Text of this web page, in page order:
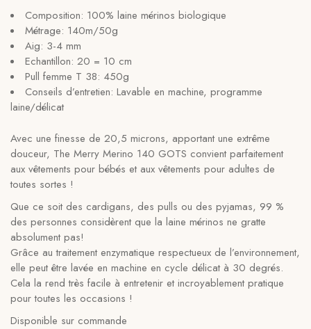
Composition: 100% laine mérinos biologique
Métrage: 140m/50g
Aig: 3-4 mm
Echantillon: 20 = 10 cm
Pull femme T 38: 450g
Conseils d’entretien: Lavable en machine, programme
laine/délicat
Avec une finesse de 20,5 microns, apportant une extrême
douceur, The Merry Merino 140 GOTS convient parfaitement
aux vêtements pour bébés et aux vêtements pour adultes de
toutes sortes !
Que ce soit des cardigans, des pulls ou des pyjamas, 99 %
des personnes considèrent que la laine mérinos ne gratte
absolument pas!
Grâce au traitement enzymatique respectueux de l’environnement,
elle peut être lavée en machine en cycle délicat à 30 degrés.
Cela la rend très facile à entretenir et incroyablement pratique
pour toutes les occasions !
Disponible sur commande